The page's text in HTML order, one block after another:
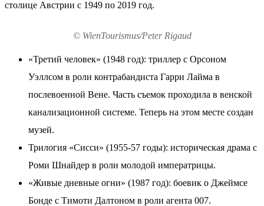
столице Австрии с 1949 по 2019 год.
© WienTourismus/Peter Rigaud
«Третий человек» (1948 год): триллер с Орсоном
Уэллсом в роли контрабандиста Гарри Лайма в
послевоенной Вене. Часть съемок проходила в венской
канализационной системе. Теперь на этом месте создан
музей.
Трилогия «Сисси» (1955-57 годы): историческая драма с
Роми Шнайдер в роли молодой императрицы.
«Живые дневные огни» (1987 год): боевик о Джеймсе
Бонде с Тимоти Далтоном в роли агента 007.